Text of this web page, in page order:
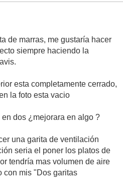
de marras, me gustaría hacer
siempre haciendo la
esta completamente cerrado,
la foto esta vacio
dos ¿mejorara en algo ?
una garita de ventilación
seria el poner los platos de
tendría mas volumen de aire
con mis "Dos garitas